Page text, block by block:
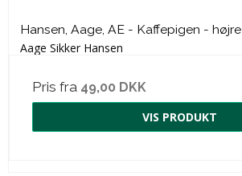
Hansen, Aage, AE - Kaffepigen - højre
Aage Sikker Hansen
Pris fra 49,00 DKK
VIS PRODUKT